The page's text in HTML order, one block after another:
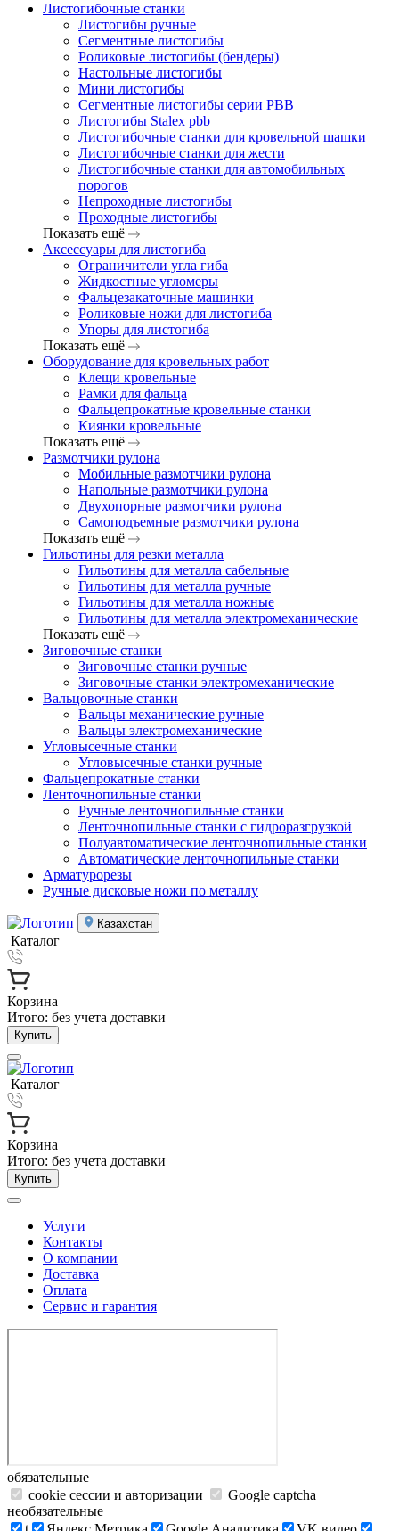
Листогибочные станки
Листогибы ручные
Сегментные листогибы
Роликовые листогибы (бендеры)
Настольные листогибы
Мини листогибы
Сегментные листогибы серии PBB
Листогибы Stalex pbb
Листогибочные станки для кровельной шашки
Листогибочные станки для жести
Листогибочные станки для автомобильных
порогов
Непроходные листогибы
Проходные листогибы
Показать ещё
Аксессуары для листогиба
Ограничители угла гиба
Жидкостные угломеры
Фальцезакаточные машинки
Роликовые ножи для листогиба
Упоры для листогиба
Показать ещё
Оборудование для кровельных работ
Клещи кровельные
Рамки для фальца
Фальцепрокатные кровельные станки
Киянки кровельные
Показать ещё
Размотчики рулона
Мобильные размотчики рулона
Напольные размотчики рулона
Двухопорные размотчики рулона
Самоподъемные размотчики рулона
Показать ещё
Гильотины для резки металла
Гильотины для металла сабельные
Гильотины для металла ручные
Гильотины для металла ножные
Гильотины для металла электромеханические
Показать ещё
Зиговочные станки
Зиговочные станки ручные
Зиговочные станки электромеханические
Вальцовочные станки
Вальцы механические ручные
Вальцы электромеханические
Угловысечные станки
Угловысечные станки ручные
Фальцепрокатные станки
Ленточнопильные станки
Ручные ленточнопильные станки
Ленточнопильные станки с гидроразгрузкой
Полуавтоматические ленточнопильные станки
Автоматические ленточнопильные станки
Арматурорезы
Ручные дисковые ножи по металлу
Казахстан
Каталог
Корзина
Итого: без учета доставки
Купить
Каталог
Корзина
Итого: без учета доставки
Купить
Услуги
Контакты
О компании
Доставка
Оплата
Сервис и гарантия
обязательные
cookie сессии и авторизации
Google captcha
необязательные